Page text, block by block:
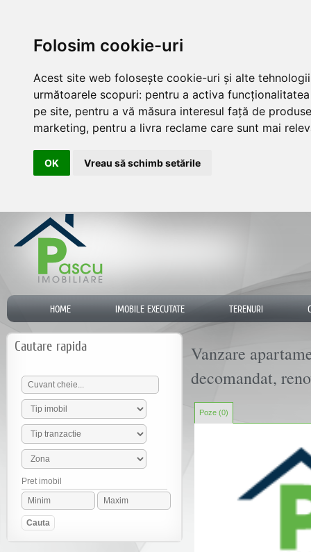
Folosim cookie-uri
Acest site web folosește cookie-uri și alte
următoarele scopuri: pentru a activa
pe site, pentru a vă măsura interesul față de
marketing, pentru a livra reclame care sunt mai
OK Vreau să schimb setările
HOME IMOBILE EXECUTATE TERENURI
Cautare rapida
Pret imobil
Vanzare
decomandat,
Poze (0)